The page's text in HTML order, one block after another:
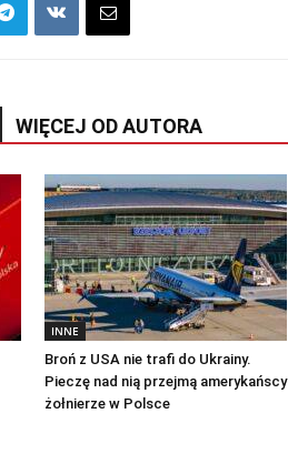
WIĘCEJ OD AUTORA
INNE
Broń z USA nie trafi do Ukrainy.
Pieczę nad nią przejmą amerykańscy
żołnierze w Polsce